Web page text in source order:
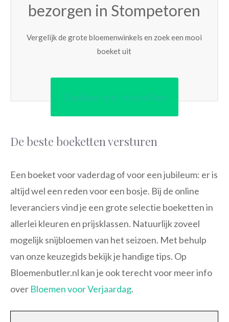
bezorgen in Stompetoren
Vergelijk de grote bloemenwinkels en zoek een mooi
boeket uit
Ga door met bestellen
De beste boeketten versturen
Een boeket voor vaderdag of voor een jubileum: er is
altijd wel een reden voor een bosje. Bij de online
leveranciers vind je een grote selectie boeketten in
allerlei kleuren en prijsklassen. Natuurlijk zoveel
mogelijk snijbloemen van het seizoen. Met behulp
van onze keuzegids bekijk je handige tips. Op
Bloemenbutler.nl kan je ook terecht voor meer info
over Bloemen voor Verjaardag.